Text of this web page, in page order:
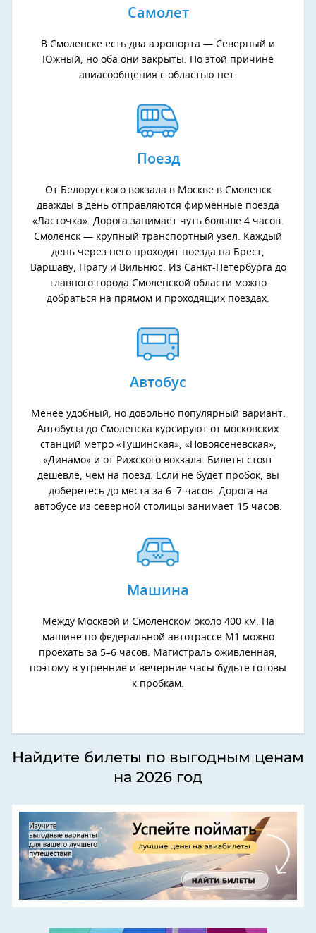
Самолет
В Смоленске есть два аэропорта — Северный и
Южный, но оба они закрыты. По этой причине
авиасообщения с областью нет.
Поезд
От Белорусского вокзала в Москве в Смоленск
дважды в день отправляются фирменные поезда
«Ласточка». Дорога занимает чуть больше 4 часов.
Смоленск — крупный транспортный узел. Каждый
день через него проходят поезда на Брест,
Варшаву, Прагу и Вильнюс. Из Санкт-Петербурга до
главного города Смоленской области можно
добраться на прямом и проходящих поездах.
Автобус
Менее удобный, но довольно популярный вариант.
Автобусы до Смоленска курсируют от московских
станций метро «Тушинская», «Новоясеневская»,
«Динамо» и от Рижского вокзала. Билеты стоят
дешевле, чем на поезд. Если не будет пробок, вы
доберетесь до места за 6–7 часов. Дорога на
автобусе из северной столицы занимает 15 часов.
Машина
Между Москвой и Смоленском около 400 км. На
машине по федеральной автотрассе М1 можно
проехать за 5–6 часов. Магистраль оживленная,
поэтому в утренние и вечерние часы будьте готовы
к пробкам.
Найдите билеты по выгодным ценам
на 2026 год